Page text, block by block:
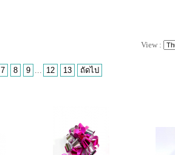
View :
7 8 9 ... 12 13 ถัดไป